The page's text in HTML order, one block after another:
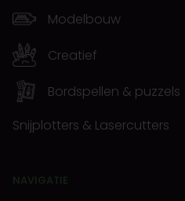
Modelbouw
Creatief
Bordspellen & puzzels
Snijplotters & Lasercutters
NAVIGATIE